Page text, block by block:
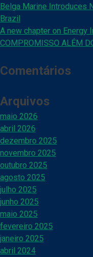
Belga Marine Introduces
Brazil
A new chapter on Energy
COMPROMISSO ALÉM
Comentários
Arquivos
maio 2026
abril 2026
dezembro 2025
novembro 2025
outubro 2025
agosto 2025
julho 2025
junho 2025
maio 2025
fevereiro 2025
janeiro 2025
abril 2024